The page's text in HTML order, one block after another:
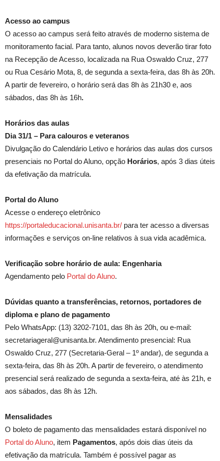
Acesso ao campus
O acesso ao campus será feito através de moderno sistema de
monitoramento facial. Para tanto, alunos novos deverão tirar foto
na Recepção de Acesso, localizada na Rua Oswaldo Cruz, 277
ou Rua Cesário Mota, 8, de segunda a sexta-feira, das 8h às 20h.
A partir de fevereiro, o horário será das 8h às 21h30 e, aos
sábados, das 8h às 16h.
Horários das aulas
Dia 31/1 – Para calouros e veteranos
Divulgação do Calendário Letivo e horários das aulas dos cursos
presenciais no Portal do Aluno, opção Horários, após 3 dias úteis
da efetivação da matrícula.
Portal do Aluno
Acesse o endereço eletrônico
https://portaleducacional.unisanta.br/ para ter acesso a diversas
informações e serviços on-line relativos à sua vida acadêmica.
Verificação sobre horário de aula: Engenharia
Agendamento pelo Portal do Aluno.
Dúvidas quanto a transferências, retornos, portadores de
diploma e plano de pagamento
Pelo WhatsApp: (13) 3202-7101, das 8h às 20h, ou e-mail:
secretariageral@unisanta.br. Atendimento presencial: Rua
Oswaldo Cruz, 277 (Secretaria-Geral – 1º andar), de segunda a
sexta-feira, das 8h às 20h. A partir de fevereiro, o atendimento
presencial será realizado de segunda a sexta-feira, até às 21h, e
aos sábados, das 8h às 12h.
Mensalidades
O boleto de pagamento das mensalidades estará disponível no
Portal do Aluno, item Pagamentos, após dois dias úteis da
efetivação da matrícula. Também é possível pagar as